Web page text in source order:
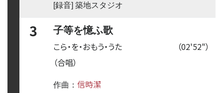
[録音] 築地スタジオ
3 子等を憶ふ歌
（02'52"）
こら・を・おもう・うた
（合唱）
作曲： 信時潔